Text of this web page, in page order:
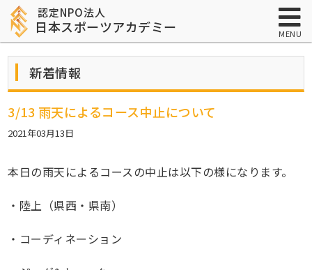
MENU
認定NPO法人
日本スポーツアカデミー
新着情報
3/13 雨天によるコース中止について
2021年03月13日
本日の雨天によるコースの中止は以下の様になります。
・陸上（県西・県南）
・コーディネーション